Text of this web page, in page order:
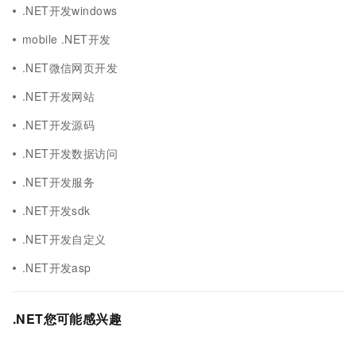
.NET开发windows
mobile .NET开发
.NET微信网页开发
.NET开发网站
.NET开发源码
.NET开发数据访问
.NET开发服务
.NET开发sdk
.NET开发自定义
.NET开发asp
.NET您可能感兴趣